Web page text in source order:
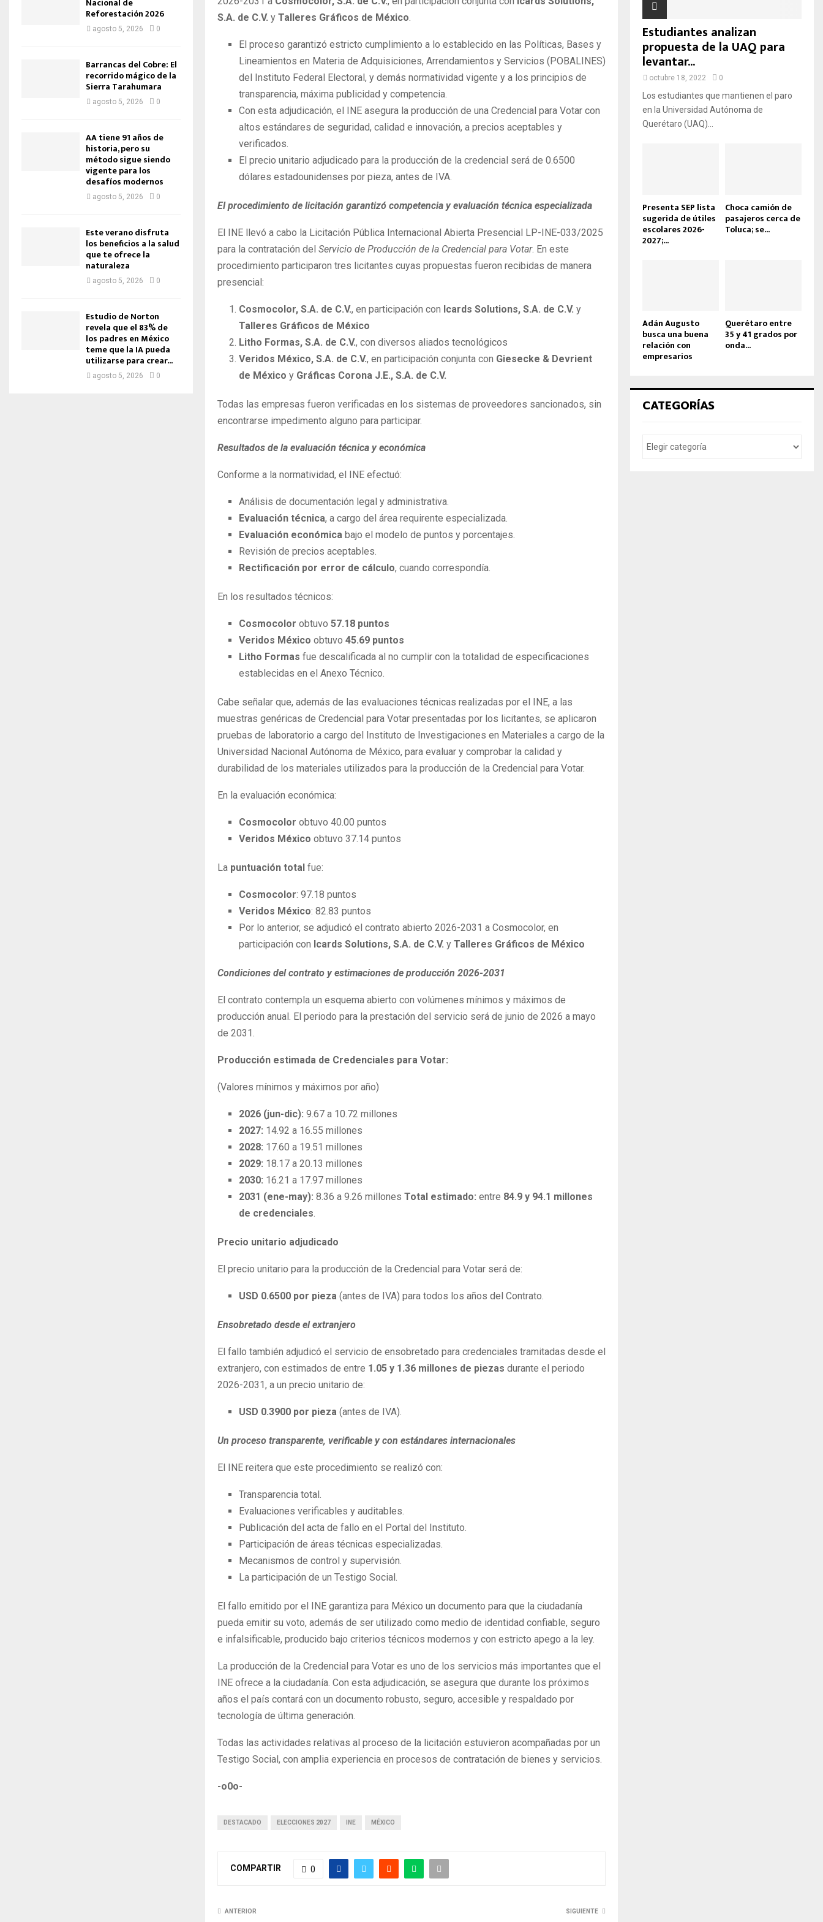
S.A. de C.V. y Talleres Gráficos de México.
El proceso garantizó estricto cumplimiento a lo establecido en las Políticas, Bases y
Lineamientos en Materia de Adquisiciones, Arrendamientos y Servicios (POBALINES)
del Instituto Federal Electoral, y demás normatividad vigente y a los principios de
transparencia, máxima publicidad y competencia.
Con esta adjudicación, el INE asegura la producción de una Credencial para Votar con
altos estándares de seguridad, calidad e innovación, a precios aceptables y
verificados.
El precio unitario adjudicado para la producción de la credencial será de 0.6500
dólares estadounidenses por pieza, antes de IVA.
El procedimiento de licitación garantizó competencia y evaluación técnica especializada
El INE llevó a cabo la Licitación Pública Internacional Abierta Presencial LP-INE-033/2025
para la contratación del Servicio de Producción de la Credencial para Votar. En este
procedimiento participaron tres licitantes cuyas propuestas fueron recibidas de manera
presencial:
Cosmocolor, S.A. de C.V., en participación con Icards Solutions, S.A. de C.V. y
Talleres Gráficos de México
Litho Formas, S.A. de C.V., con diversos aliados tecnológicos
Veridos México, S.A. de C.V., en participación conjunta con Giesecke & Devrient
de México y Gráficas Corona J.E., S.A. de C.V.
Todas las empresas fueron verificadas en los sistemas de proveedores sancionados, sin
encontrarse impedimento alguno para participar.
Resultados de la evaluación técnica y económica
Conforme a la normatividad, el INE efectuó:
Análisis de documentación legal y administrativa.
Evaluación técnica, a cargo del área requirente especializada.
Evaluación económica bajo el modelo de puntos y porcentajes.
Revisión de precios aceptables.
Rectificación por error de cálculo, cuando correspondía.
En los resultados técnicos:
Cosmocolor obtuvo 57.18 puntos
Veridos México obtuvo 45.69 puntos
Litho Formas fue descalificada al no cumplir con la totalidad de especificaciones
establecidas en el Anexo Técnico.
Cabe señalar que, además de las evaluaciones técnicas realizadas por el INE, a las
muestras genéricas de Credencial para Votar presentadas por los licitantes, se aplicaron
pruebas de laboratorio a cargo del Instituto de Investigaciones en Materiales a cargo de la
Universidad Nacional Autónoma de México, para evaluar y comprobar la calidad y
durabilidad de los materiales utilizados para la producción de la Credencial para Votar.
En la evaluación económica:
Cosmocolor obtuvo 40.00 puntos
Veridos México obtuvo 37.14 puntos
La puntuación total fue:
Cosmocolor: 97.18 puntos
Veridos México: 82.83 puntos
Por lo anterior, se adjudicó el contrato abierto 2026-2031 a Cosmocolor, en
participación con Icards Solutions, S.A. de C.V. y Talleres Gráficos de México
Condiciones del contrato y estimaciones de producción 2026-2031
El contrato contempla un esquema abierto con volúmenes mínimos y máximos de
producción anual. El periodo para la prestación del servicio será de junio de 2026 a mayo
de 2031.
Producción estimada de Credenciales para Votar:
(Valores mínimos y máximos por año)
2026 (jun-dic): 9.67 a 10.72 millones
2027: 14.92 a 16.55 millones
2028: 17.60 a 19.51 millones
2029: 18.17 a 20.13 millones
2030: 16.21 a 17.97 millones
2031 (ene-may): 8.36 a 9.26 millones Total estimado: entre 84.9 y 94.1 millones
de credenciales.
Precio unitario adjudicado
El precio unitario para la producción de la Credencial para Votar será de:
USD 0.6500 por pieza (antes de IVA) para todos los años del Contrato.
Ensobretado desde el extranjero
El fallo también adjudicó el servicio de ensobretado para credenciales tramitadas desde el
extranjero, con estimados de entre 1.05 y 1.36 millones de piezas durante el periodo
2026-2031, a un precio unitario de:
USD 0.3900 por pieza (antes de IVA).
Un proceso transparente, verificable y con estándares internacionales
El INE reitera que este procedimiento se realizó con:
Transparencia total.
Evaluaciones verificables y auditables.
Publicación del acta de fallo en el Portal del Instituto.
Participación de áreas técnicas especializadas.
Mecanismos de control y supervisión.
La participación de un Testigo Social.
El fallo emitido por el INE garantiza para México un documento para que la ciudadanía
pueda emitir su voto, además de ser utilizado como medio de identidad confiable, seguro
e infalsificable, producido bajo criterios técnicos modernos y con estricto apego a la ley.
La producción de la Credencial para Votar es uno de los servicios más importantes que el
INE ofrece a la ciudadanía. Con esta adjudicación, se asegura que durante los próximos
años el país contará con un documento robusto, seguro, accesible y respaldado por
tecnología de última generación.
Todas las actividades relativas al proceso de la licitación estuvieron acompañadas por un
Testigo Social, con amplia experiencia en procesos de contratación de bienes y servicios.
-o0o-
DESTACADO ELECCIONES 2027 INE MÉXICO
COMPARTIR 0
ANTERIOR SIGUIENTE
Reforestación 2026
agosto 5, 2026 0
Barrancas del Cobre: El
recorrido mágico de la
Sierra Tarahumara
agosto 5, 2026 0
AA tiene 91 años de
historia, pero su
método sigue siendo
vigente para los
desafíos modernos
agosto 5, 2026 0
Este verano disfruta
los beneficios a la salud
que te ofrece la
naturaleza
agosto 5, 2026 0
Estudio de Norton
revela que el 83% de
los padres en México
teme que la IA pueda
utilizarse para crear...
agosto 5, 2026 0
Estudiantes analizan
propuesta de la UAQ para
levantar...
octubre 18, 2022 0
Los estudiantes que mantienen el paro
en la Universidad Autónoma de
Querétaro (UAQ)...
Presenta SEP lista
sugerida de útiles
escolares 2026-
2027;...
Choca camión de
pasajeros cerca de
Toluca; se...
Adán Augusto
busca una buena
relación con
empresarios
Querétaro entre
35 y 41 grados por
onda...
CATEGORÍAS